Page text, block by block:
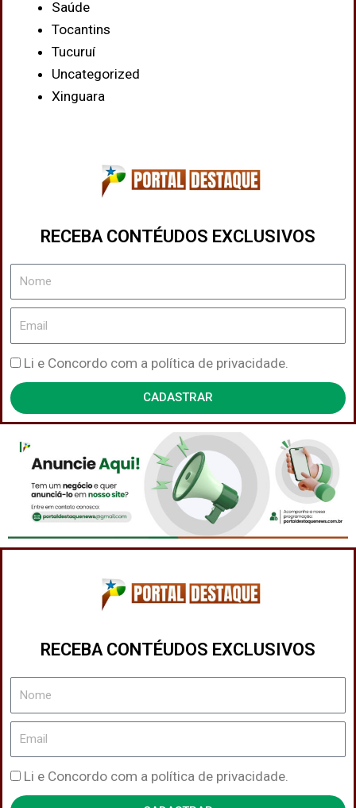
Saúde
Tocantins
Tucuruí
Uncategorized
Xinguara
RECEBA CONTÉUDOS EXCLUSIVOS
Nome
Email
Política
de
Privacidade
Li e Concordo com a política de privacidade.
CADASTRAR
RECEBA CONTÉUDOS EXCLUSIVOS
Nome
Email
Política
de
Li e Concordo com a política de privacidade.